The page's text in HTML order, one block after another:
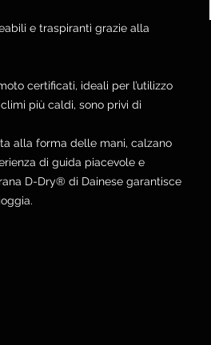
e traspiranti grazie alla
certificati, ideali per l’utilizzo
più caldi, sono privi di
alla forma delle mani, calzano
di guida piacevole e
D-Dry® di Dainese garantisce